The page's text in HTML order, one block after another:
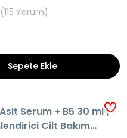
(115 Yorum)
Sepete Ekle
Serum + B5 30 ml |
Cilt Bakım